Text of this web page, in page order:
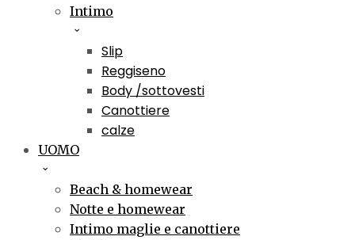
Intimo
Slip
Reggiseno
Body /sottovesti
Canottiere
calze
UOMO
Beach & homewear
Notte e homewear
Intimo maglie e canottiere